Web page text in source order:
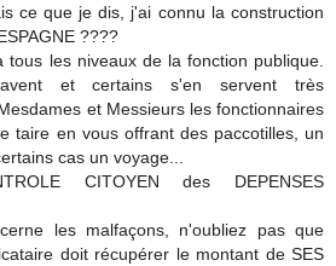
ce que je dis, j'ai connu la construction
????
tous les niveaux de la fonction publique.
et certains s'en servent très
et Messieurs les fonctionnaires
taire en vous offrant des paccotilles, un
cas un voyage...
CITOYEN des DEPENSES
les malfaçons, n'oubliez pas que
doit récupérer le montant de SES